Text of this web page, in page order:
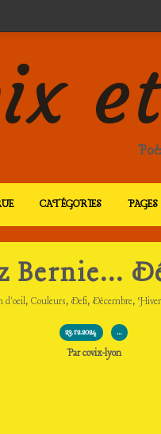
CATÉGORIES PAGES
Bernie...
d'oeil, Couleurs, Defi, Décembre, Hiver
23.12.2024 …
Par covix-lyon